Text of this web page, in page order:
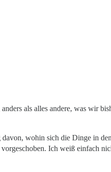
als alles andere, was wir
wohin sich die Dinge in
Ich weiß einfach